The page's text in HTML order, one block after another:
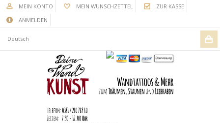
MEIN KONTO MEIN WUNSCHZETTEL
ZUR KASSE
ANMELDEN
Deutsch